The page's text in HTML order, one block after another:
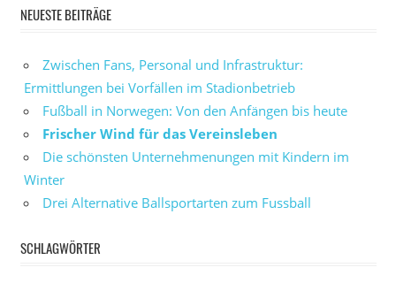
NEUESTE BEITRÄGE
Zwischen Fans, Personal und Infrastruktur:
Ermittlungen bei Vorfällen im Stadionbetrieb
Fußball in Norwegen: Von den Anfängen bis heute
Frischer Wind für das Vereinsleben
Die schönsten Unternehmenungen mit Kindern im
Winter
Drei Alternative Ballsportarten zum Fussball
SCHLAGWÖRTER